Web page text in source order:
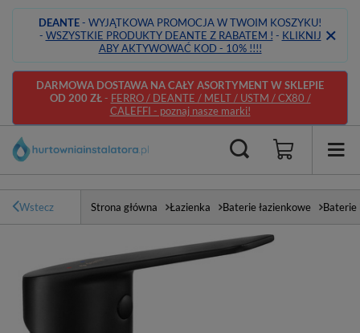
DEANTE- WYJĄTKOWA PROMOCJA W TWOIM KOSZYKU!
- WSZYSTKIE PRODUKTY DEANTE Z RABATEM ! - KLIKNIJ
ABY AKTYWOWAĆ KOD - 10% !!!!
DARMOWA DOSTAWA NA CAŁY ASORTYMENT W SKLEPIE
OD 200 ZŁ- FERRO / DEANTE / MELT / USTM / CX80 /
CALEFFI - poznaj nasze marki!
Wstecz Strona główna Łazienka Baterie łazienkowe Baterie